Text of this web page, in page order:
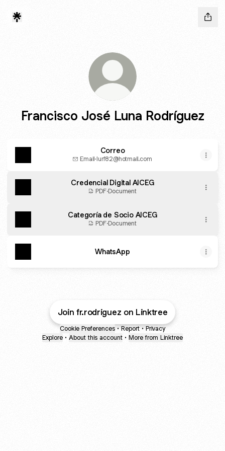
Francisco José Luna Rodríguez
Correo
Email·lurf82@hotmail.com
Credencial Digital AICEG
PDF·Document
Categoría de Socio AICEG
PDF·Document
WhatsApp
Join fr.rodriguez on Linktree
Cookie Preferences • Report • Privacy
Explore • About this account • More from Linktree